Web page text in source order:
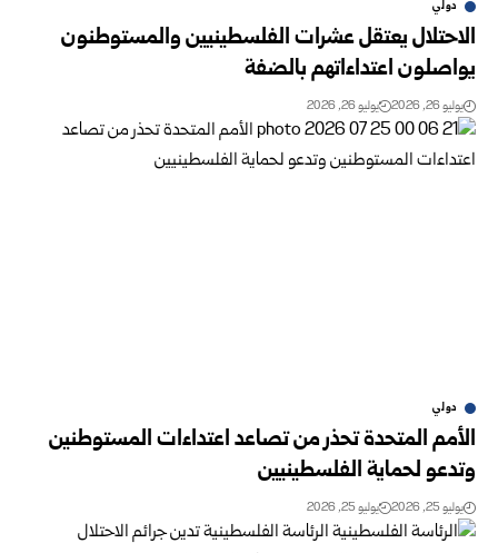
دولي
الاحتلال يعتقل عشرات الفلسطينيين والمستوطنون
يواصلون اعتداءاتهم بالضفة
يوليو 26, 2026 يوليو 26, 2026
دولي
الأمم المتحدة تحذر من تصاعد اعتداءات المستوطنين
وتدعو لحماية الفلسطينيين
يوليو 25, 2026 يوليو 25, 2026